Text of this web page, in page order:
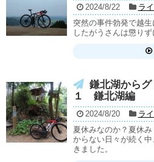
2024/8/22 ラ
突然の事件勃発で越
したがうさんは懲り
鎌北湖から
１ 鎌北湖編
2024/8/20 ラ
夏休みなのか？夏休
からない日々が続く
きました。